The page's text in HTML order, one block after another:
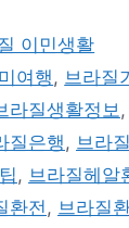
이민생활
여행, 브라질
라질생활정보,
질은행, 브라
, 브라질헤알
환전, 브라질